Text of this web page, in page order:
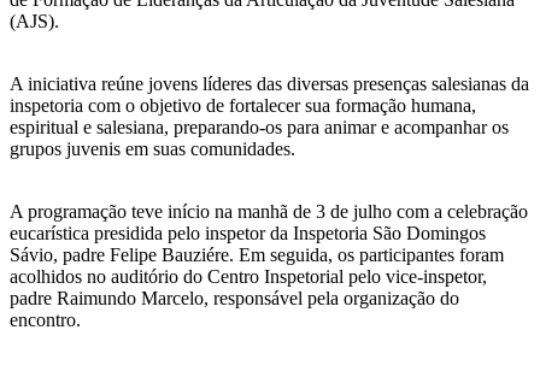
(AJS).
A iniciativa reúne jovens líderes das diversas presenças salesianas da
inspetoria com o objetivo de fortalecer sua formação humana,
espiritual e salesiana, preparando-os para animar e acompanhar os
grupos juvenis em suas comunidades.
A programação teve início na manhã de 3 de julho com a celebração
eucarística presidida pelo inspetor da Inspetoria São Domingos
Sávio, padre Felipe Bauziére. Em seguida, os participantes foram
acolhidos no auditório do Centro Inspetorial pelo vice-inspetor,
padre Raimundo Marcelo, responsável pela organização do
encontro.